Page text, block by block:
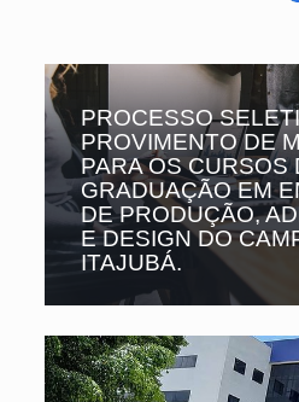
PROCESSO
PROVIMENTO DE
PARA OS CURSOS
GRADUAÇÃO EM
DE PRODUÇÃO,
E DESIGN DO
ITAJUBÁ.